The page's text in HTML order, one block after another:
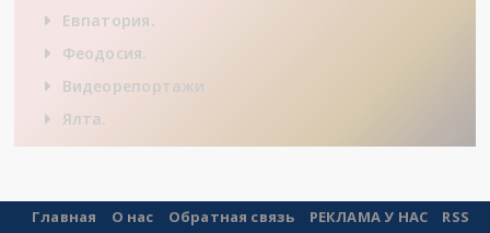
Евпатория.
Феодосия.
Видеорепортажи
Ялта.
Главная О нас Обратная связь РЕКЛАМА У НАС RSS